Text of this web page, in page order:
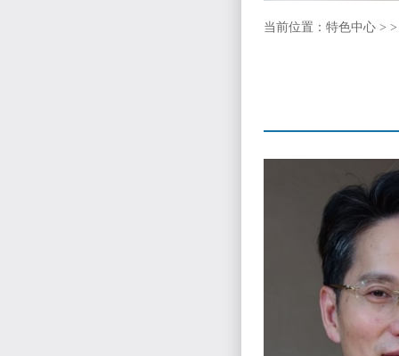
当前位置：特色中心 >